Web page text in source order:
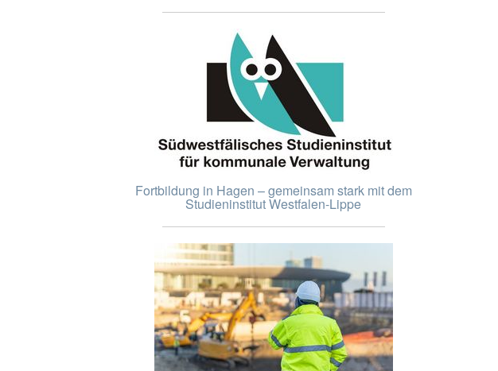
Fortbildung in Hagen – gemeinsam stark mit dem
Studieninstitut Westfalen-Lippe